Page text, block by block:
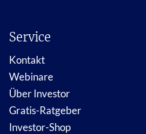
Service
Kontakt
Webinare
Über Investor
Gratis-Ratgeber
Investor-Shop